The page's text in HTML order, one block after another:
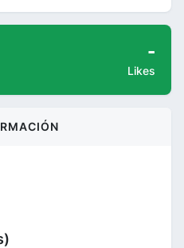
-
Likes